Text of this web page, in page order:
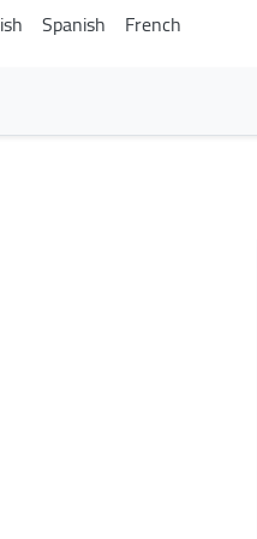
Spanish French